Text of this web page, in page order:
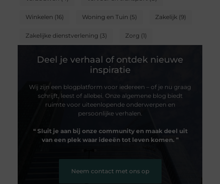
Winkelen (16) Woning en Tuin (5) Zakelijk (9)
Zakelijke dienstverlening (3) Zorg (1)
Deel je verhaal of ontdek nieuwe
inspiratie
Wij zijn een blogplatform voor iedereen – of je nu graag
schrijft, leest of allebei. Onze algemene blog biedt
ruimte voor uiteenlopende onderwerpen en
persoonlijke verhalen.
❝ Sluit je aan bij onze community en maak deel uit
van een plek waar ideeën tot leven komen.❞
Neem contact met ons op